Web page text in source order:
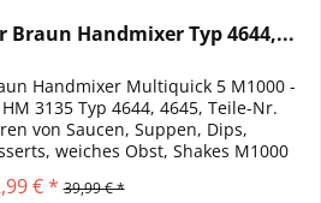
Handmixer Typ 4644,...
Handmixer Multiquick 5 M1000 -
3135 Typ 4644, 4645, Teile-Nr.
von Saucen, Suppen, Dips,
weiches Obst, Shakes M1000
€ * 39,99 € *